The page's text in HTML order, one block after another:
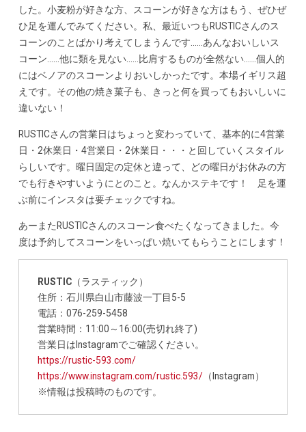
した。小麦粉が好きな方、スコーンが好きな方はもう、ぜひぜ
ひ足を運んでみてください。私、最近いつもRUSTICさんのス
コーンのことばかり考えてしまうんです……あんなおいしいス
コーン……他に類を見ない……比肩するものが全然ない……個人的
にはベノアのスコーンよりおいしかったです。本場イギリス超
えです。その他の焼き菓子も、きっと何を買ってもおいしいに
違いない！
RUSTICさんの営業日はちょっと変わっていて、基本的に4営業
日・2休業日・4営業日・2休業日・・・と回していくスタイル
らしいです。曜日固定の定休と違って、どの曜日がお休みの方
でも行きやすいようにとのこと。なんかステキです！ 足を運
ぶ前にインスタは要チェックですね。
あーまたRUSTICさんのスコーン食べたくなってきました。今
度は予約してスコーンをいっぱい焼いてもらうことにします！
RUSTIC （ラスティック）
住所：石川県白山市藤波一丁目5-5
電話：076-259-5458
営業時間：11:00～16:00(売切れ終了)
営業日はInstagramでご確認ください。
https://rustic-593.com/
https://www.instagram.com/rustic.593/ （Instagram）
※情報は投稿時のものです。